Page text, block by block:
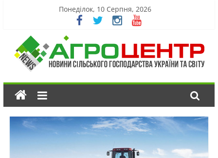
Понеділок, 10 Серпня, 2026